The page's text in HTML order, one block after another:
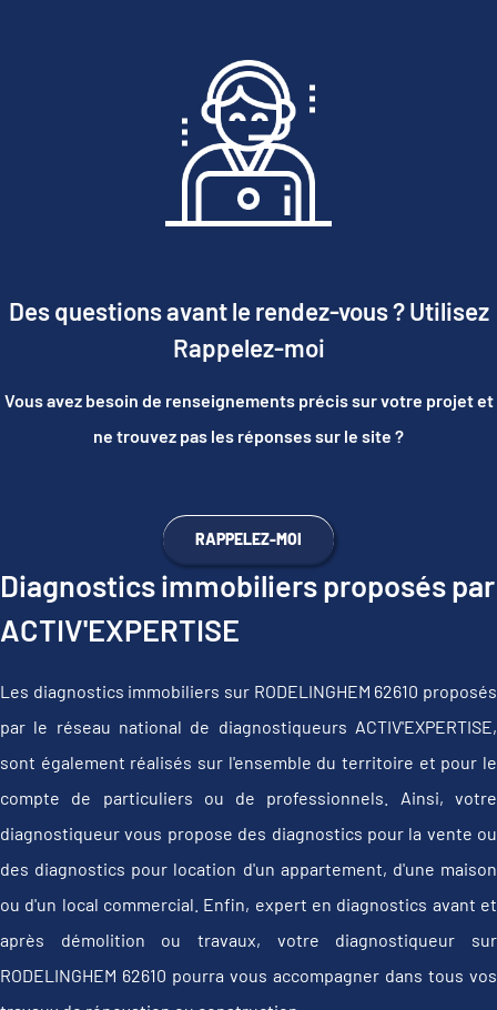
Des questions avant le rendez-vous ? Utilisez
Rappelez-moi
Vous avez besoin de renseignements précis sur votre projet et
ne trouvez pas les réponses sur le site ?
RAPPELEZ-MOI
Diagnostics immobiliers proposés par
ACTIV'EXPERTISE
Les diagnostics immobiliers sur RODELINGHEM 62610 proposés
par le réseau national de diagnostiqueurs ACTIV'EXPERTISE,
sont également réalisés sur l'ensemble du territoire et pour le
compte de particuliers ou de professionnels. Ainsi, votre
diagnostiqueur vous propose des diagnostics pour la vente ou
des diagnostics pour location d'un appartement, d'une maison
ou d'un local commercial. Enfin, expert en diagnostics avant et
après démolition ou travaux, votre diagnostiqueur sur
RODELINGHEM 62610 pourra vous accompagner dans tous vos